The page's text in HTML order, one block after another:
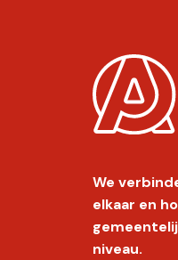
We
elkaar en
niveau.